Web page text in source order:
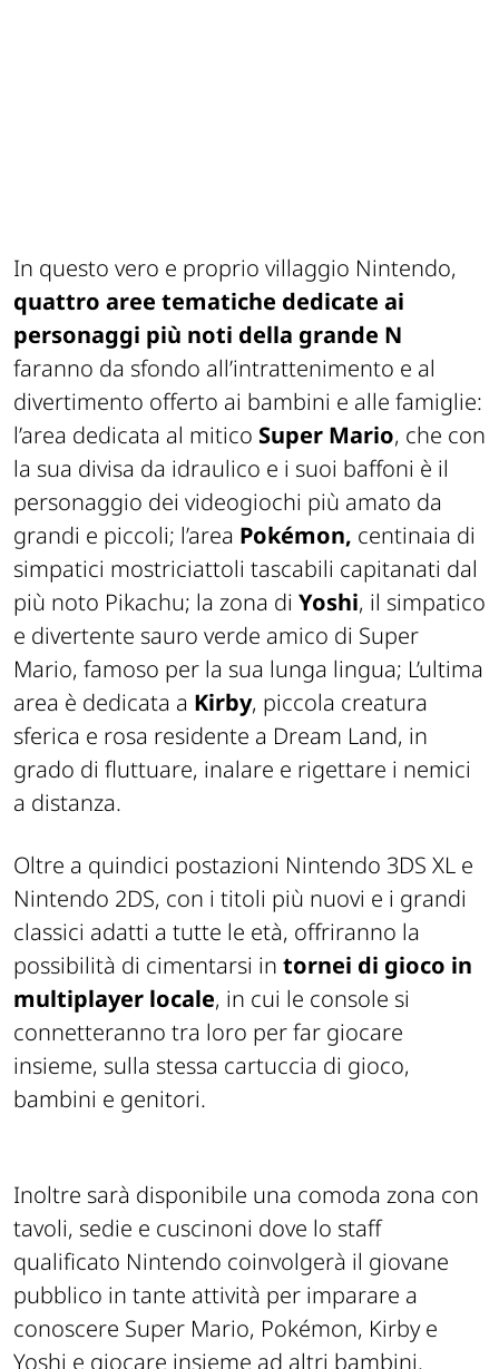
In questo vero e proprio villaggio Nintendo,
quattro aree tematiche dedicate ai
personaggi più noti della grande N
faranno da sfondo all’intrattenimento e al
divertimento offerto ai bambini e alle famiglie:
l’area dedicata al mitico Super Mario, che con
la sua divisa da idraulico e i suoi baffoni è il
personaggio dei videogiochi più amato da
grandi e piccoli; l’area Pokémon, centinaia di
simpatici mostriciattoli tascabili capitanati dal
più noto Pikachu; la zona di Yoshi, il simpatico
e divertente sauro verde amico di Super
Mario, famoso per la sua lunga lingua; L’ultima
area è dedicata a Kirby, piccola creatura
sferica e rosa residente a Dream Land, in
grado di fluttuare, inalare e rigettare i nemici
a distanza.
Oltre a quindici postazioni Nintendo 3DS XL e
Nintendo 2DS, con i titoli più nuovi e i grandi
classici adatti a tutte le età, offriranno la
possibilità di cimentarsi in tornei di gioco in
multiplayer locale, in cui le console si
connetteranno tra loro per far giocare
insieme, sulla stessa cartuccia di gioco,
bambini e genitori.
Inoltre sarà disponibile una comoda zona con
tavoli, sedie e cuscinoni dove lo staff
qualificato Nintendo coinvolgerà il giovane
pubblico in tante attività per imparare a
conoscere Super Mario, Pokémon, Kirby e
Yoshi e giocare insieme ad altri bambini.